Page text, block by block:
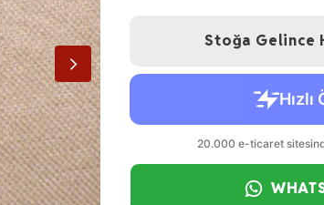
Stoğa Gelince